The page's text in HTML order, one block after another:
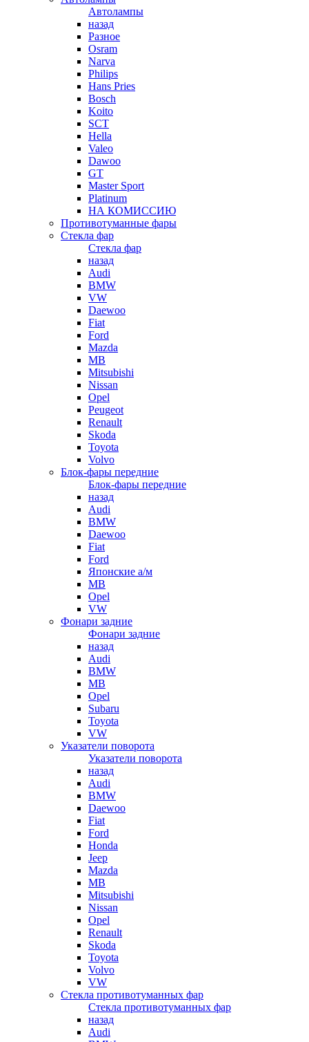
Автолампы
назад
Разное
Osram
Narva
Philips
Hans Pries
Bosch
Koito
SCT
Hella
Valeo
Dawoo
GT
Master Sport
Platinum
НА КОМИССИЮ
Противотуманные фары
Стекла фар
Стекла фар
назад
Audi
BMW
VW
Daewoo
Fiat
Ford
Mazda
MB
Mitsubishi
Nissan
Opel
Peugeot
Renault
Skoda
Toyota
Volvo
Блок-фары передние
Блок-фары передние
назад
Audi
BMW
Daewoo
Fiat
Ford
Японские а/м
MB
Opel
VW
Фонари задние
Фонари задние
назад
Audi
BMW
MB
Opel
Subaru
Toyota
VW
Указатели поворота
Указатели поворота
назад
Audi
BMW
Daewoo
Fiat
Ford
Honda
Jeep
Mazda
MB
Mitsubishi
Nissan
Opel
Renault
Skoda
Toyota
Volvo
VW
Стекла противотуманных фар
Стекла противотуманных фар
назад
Audi